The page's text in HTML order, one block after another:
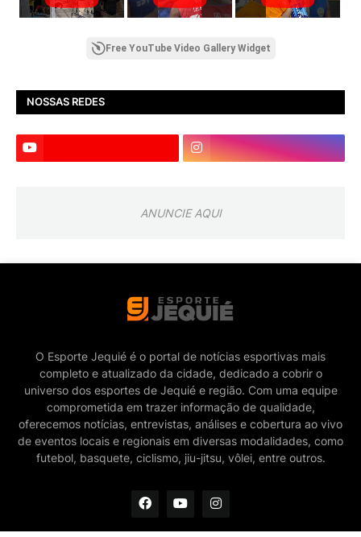
Free YouTube Video Gallery Widget
NOSSAS REDES
ANUNCIE AQUI
O Esporte Jequié é o portal de notícias esportivas mais
completo e atualizado da cidade, dedicado a cobrir o
universo dos esportes de Jequié e região. Com uma equipe
comprometida em trazer informação de qualidade,
oferecemos notícias, entrevistas, análises e cobertura ao vivo
de eventos locais e regionais em diversas modalidades, como
futebol, basquete, ciclismo, jiu-jitsu, vôlei, entre outros.